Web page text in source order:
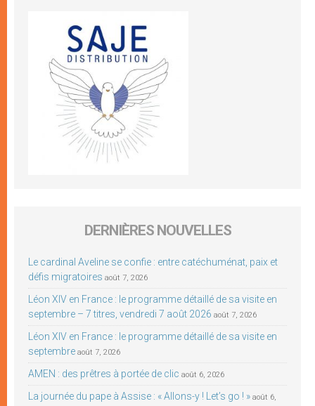
DERNIÈRES NOUVELLES
Le cardinal Aveline se confie : entre catéchuménat, paix et
défis migratoires août 7, 2026
Léon XIV en France : le programme détaillé de sa visite en
septembre – 7 titres, vendredi 7 août 2026 août 7, 2026
Léon XIV en France : le programme détaillé de sa visite en
septembre août 7, 2026
AMEN : des prêtres à portée de clic août 6, 2026
La journée du pape à Assise : « Allons-y ! Let’s go ! » août 6,